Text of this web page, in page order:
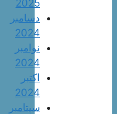
2025
دسامبر
2024
نوامبر
2024
اکتبر
2024
سپتامبر